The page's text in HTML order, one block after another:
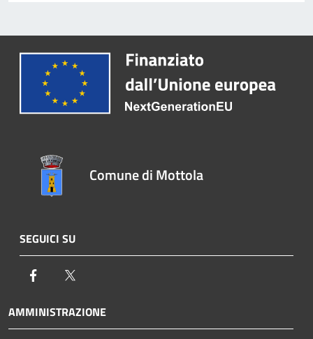
Comune di Mottola
SEGUICI SU
Facebook
AMMINISTRAZIONE